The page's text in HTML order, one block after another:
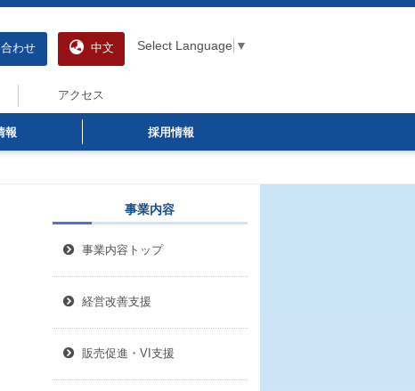
わせ 中文 Select Language ▼
アクセス
報 採用情報
事業内容
事業内容トップ
経営改善支援
販売促進・VI支援